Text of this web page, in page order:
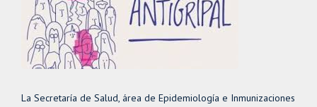
La Secretaría de Salud, área de Epidemiología e Inmunizaciones